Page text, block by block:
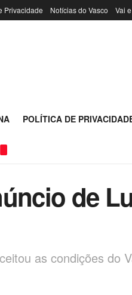
Privacidade Notícias do Vasco Vai
POLÍTICA DE
de
as condições do